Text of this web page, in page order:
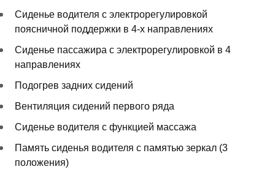
Сиденье водителя с электрорегулировкой
поясничной поддержки в 4-х направлениях
Сиденье пассажира с электрорегулировкой в 4
направлениях
Подогрев задних сидений
Вентиляция сидений первого ряда
Сиденье водителя с функцией массажа
Память сиденья водителя с памятью зеркал (3
положения)